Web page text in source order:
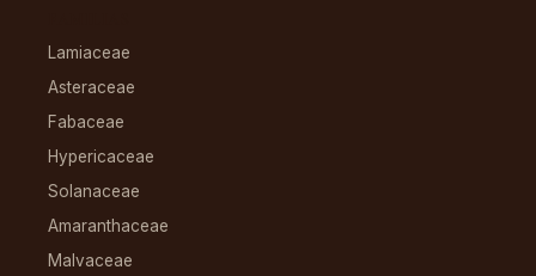
Lamiaceae
Asteraceae
Fabaceae
Hypericaceae
Solanaceae
Amaranthaceae
Malvaceae